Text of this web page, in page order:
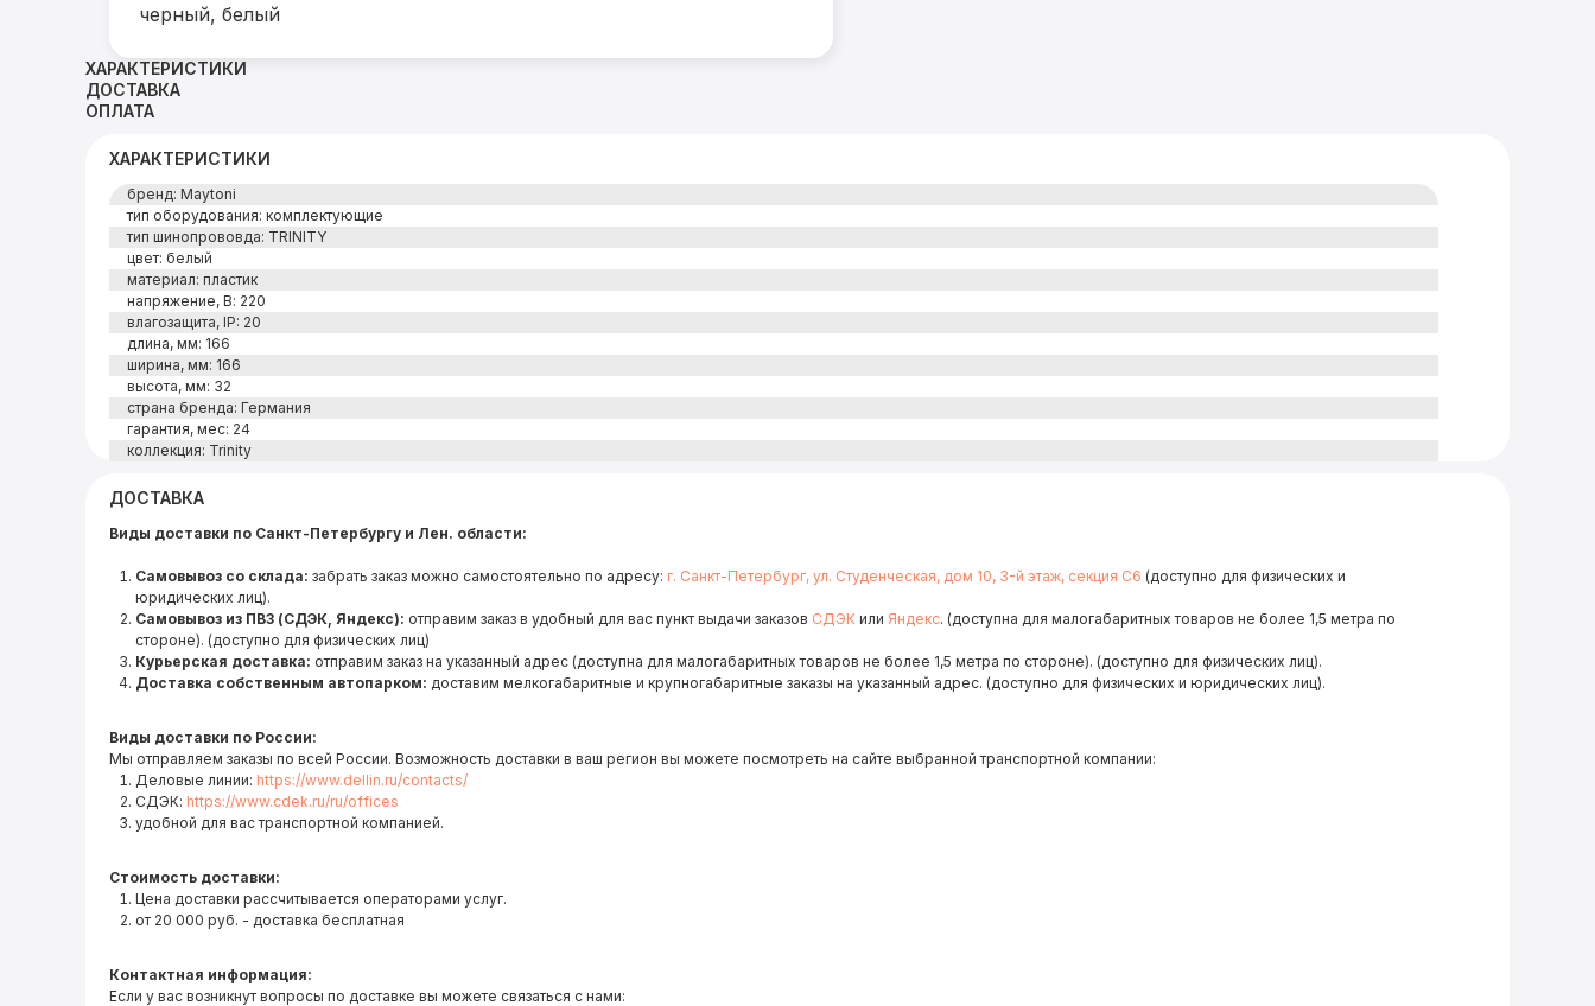
черный, белый
ХАРАКТЕРИСТИКИ
ДОСТАВКА
ОПЛАТА
ХАРАКТЕРИСТИКИ
бренд: Maytoni
тип оборудования: комплектующие
тип шинопрововда: TRINITY
цвет: белый
материал: пластик
напряжение, В: 220
влагозащита, IP: 20
длина, мм: 166
ширина, мм: 166
высота, мм: 32
страна бренда: Германия
гарантия, мес: 24
коллекция: Trinity
ДОСТАВКА
Виды доставки по Санкт-Петербургу и Лен. области:
Самовывоз со склада: забрать заказ можно самостоятельно по адресу: г. Санкт-Петербург, ул. Студенческая, дом 10, 3-й этаж, секция С6 (доступно для физических и
юридических лиц).
Самовывоз из ПВЗ (СДЭК, Яндекс): отправим заказ в удобный для вас пункт выдачи заказов СДЭК или Яндекс. (доступна для малогабаритных товаров не более 1,5 метра по
стороне). (доступно для физических лиц)
Курьерская доставка: отправим заказ на указанный адрес (доступна для малогабаритных товаров не более 1,5 метра по стороне). (доступно для физических лиц).
Доставка собственным автопарком: доставим мелкогабаритные и крупногабаритные заказы на указанный адрес. (доступно для физических и юридических лиц).
Виды доставки по России:
Мы отправляем заказы по всей России. Возможность доставки в ваш регион вы можете посмотреть на сайте выбранной транспортной компании:
Деловые линии: https://www.dellin.ru/contacts/
СДЭК: https://www.cdek.ru/ru/offices
удобной для вас транспортной компанией.
Стоимость доставки:
Цена доставки рассчитывается операторами услуг.
от 20 000 руб. - доставка бесплатная
Контактная информация:
Если у вас возникнут вопросы по доставке вы можете связаться с нами: